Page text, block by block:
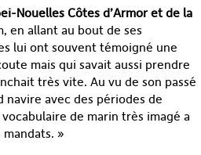
Nouelles Côtes d’Armor et de la
en allant au bout de ses
lui ont souvent témoigné une
mais qui savait aussi prendre
très vite. Au vu de son passé
navire avec des périodes de
de marin très imagé a
mandats. »